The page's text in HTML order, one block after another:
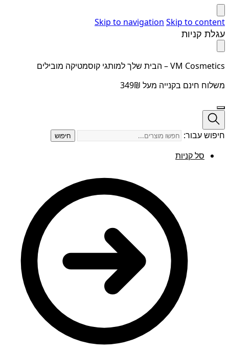
Skip to navigation Skip to content
עגלת קניות
VM Cosmetics – הבית שלך למותגי קוסמטיקה מובילים
משלוח חינם בקנייה מעל 349₪
חיפוש עבור: חיפוש
סל קניות